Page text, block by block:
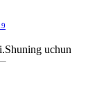
uchun